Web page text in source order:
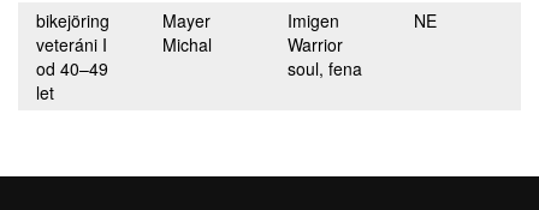
bikejöring
veteráni I
od 40–49
let
Mayer
Michal
Imigen
Warrior
soul, fena
NE